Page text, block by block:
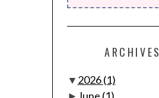
ARCHIVES
▼ 2026(1)